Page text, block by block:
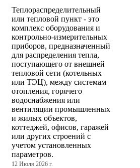
Теплораспределительный
или тепловой пункт - это
комплекс оборудования и
контрольно-измерительных
приборов, предназначенный
для распределения тепла,
поступающего от внешней
тепловой сети (котельных
или ТЭЦ), между системам
отопления, горячего
водоснабжения или
вентиляции промышленных
и жилых объектов,
коттеджей, офисов, гаражей
или других строений с
учетом установленных
параметров.
12 Июля 2026 г.